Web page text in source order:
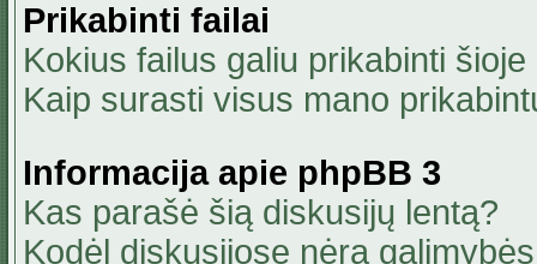
Prikabinti failai
Kokius failus galiu prikabinti
Kaip surasti visus mano
Informacija apie phpBB 3
Kas parašė šią diskusijų lentą?
Kodėl diskusijose nėra